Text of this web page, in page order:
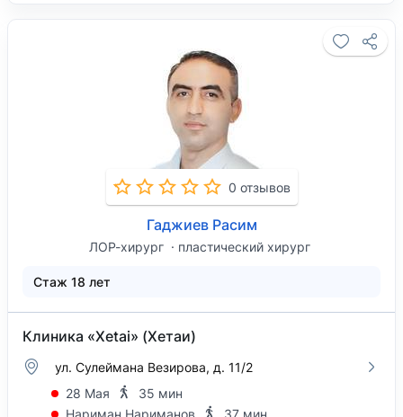
0 отзывов
Гаджиев Расим
ЛОР-хирург пластический хирург
Стаж 18 лет
Клиника «Xetai» (Хетаи)
ул. Сулеймана Везирова, д. 11/2
28 Мая
35 мин
Нариман Нариманов
37 мин